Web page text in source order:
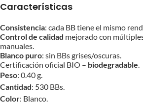
Características
Consistencia: cada BB tiene el mismo
Control de calidad mejorado con
manuales.
Blanco puro: sin BBs grises/oscuras.
Certificación oficial BIO – biodegradable.
Peso: 0.40 g.
Cantidad: 530 BBs.
Color: Blanco.